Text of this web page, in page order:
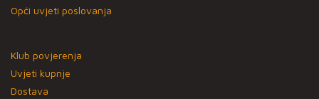
Opći uvjeti poslovanja
Klub povjerenja
Uvjeti kupnje
Dostava